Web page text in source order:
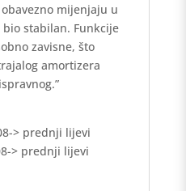
mijenjaju u
stabilan. Funkcije
zavisne, što
amortizera
> prednji lijevi
> prednji lijevi